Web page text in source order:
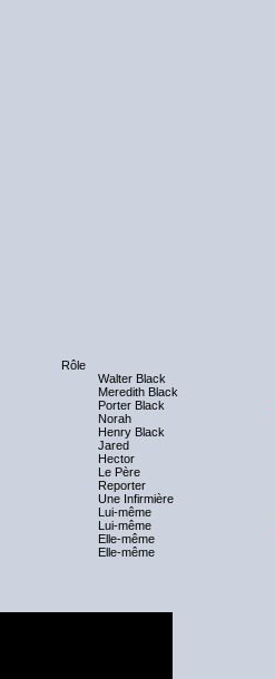
Rôle
Walter Black
Meredith Black
Porter Black
Norah
Henry Black
Jared
Hector
Le Père
Reporter
Une Infirmière
Lui-même
Lui-même
Elle-même
Elle-même